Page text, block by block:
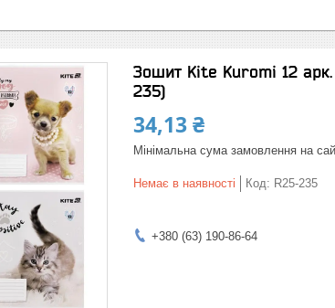
Зошит Kite Kuromi 12
235)
34,13 ₴
Мінімальна сума замовлення на
Немає в наявності Код: R25-235
+380 (63) 190-86-64